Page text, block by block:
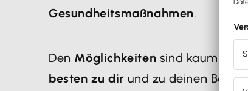
Gesundheitsmaßnahmen.
Den Möglichkeiten sind kaum
besten zu dirund zu deinen